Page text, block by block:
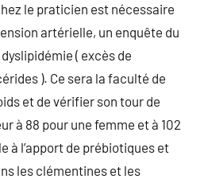
le praticien est nécessaire
artérielle, un enquête du
( excès de
). Ce sera la faculté de
et de vérifier son tour de
à 88 pour une femme et à 102
à l’apport de prébiotiques et
les clémentines et les